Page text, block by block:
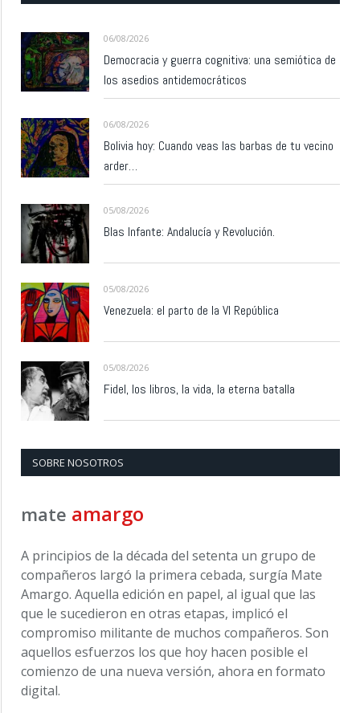
06/08/2026
Democracia y guerra cognitiva: una semiótica de
los asedios antidemocráticos
06/08/2026
Bolivia hoy: Cuando veas las barbas de tu vecino
arder…
05/08/2026
Blas Infante: Andalucía y Revolución.
05/08/2026
Venezuela: el parto de la VI República
05/08/2026
Fidel, los libros, la vida, la eterna batalla
SOBRE NOSOTROS
mate amargo
A principios de la década del setenta un grupo de
compañeros largó la primera cebada, surgía Mate
Amargo. Aquella edición en papel, al igual que las
que le sucedieron en otras etapas, implicó el
compromiso militante de muchos compañeros. Son
aquellos esfuerzos los que hoy hacen posible el
comienzo de una nueva versión, ahora en formato
digital.